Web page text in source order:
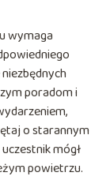
wymaga
poradom i
o starannym
mógł
powietrzu.